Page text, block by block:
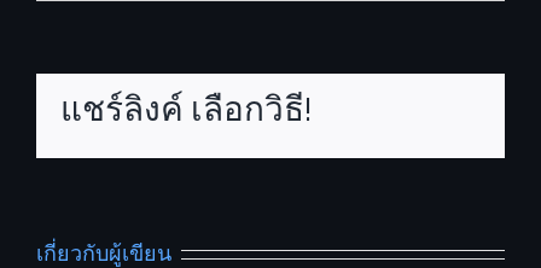
แชร์ลิงค์ เลือกวิธี!
เกี่ยวกับผู้เขียน